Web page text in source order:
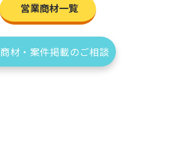
営業商材一覧
商材・案件掲載のご相談